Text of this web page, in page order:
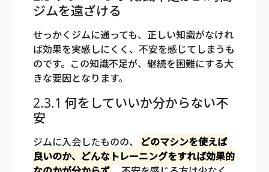
ジムを遠ざける
せっかくジムに通っても、正しい知識がなけれ
ば効果を実感しにくく、不安を感じてしまうも
のです。この知識不足が、継続を困難にする大
きな要因となります。
2.3.1 何をしていいか分からない不
安
ジムに入会したものの、
どのマシンを使えば
良いのか、どんなトレーニングをすれば効果的